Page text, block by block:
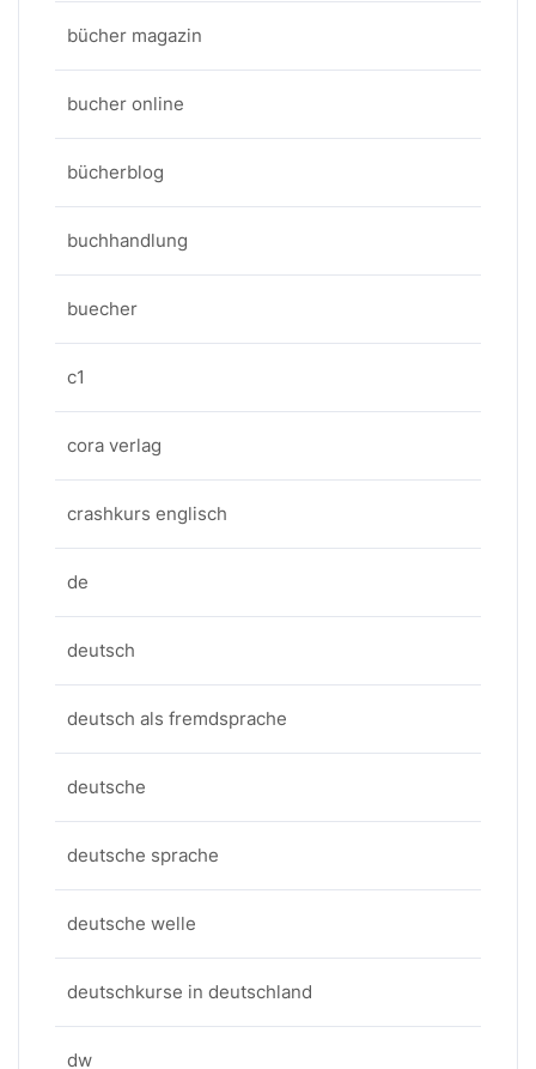
bücher magazin
bucher online
bücherblog
buchhandlung
buecher
c1
cora verlag
crashkurs englisch
de
deutsch
deutsch als fremdsprache
deutsche
deutsche sprache
deutsche welle
deutschkurse in deutschland
dw